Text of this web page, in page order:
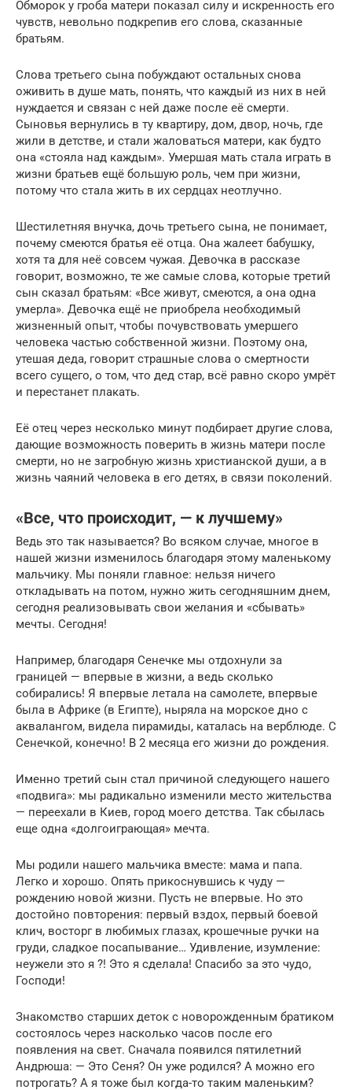
Обморок у гроба матери показал силу и искренность его
чувств, невольно подкрепив его слова, сказанные
братьям.
Слова третьего сына побуждают остальных снова
оживить в душе мать, понять, что каждый из них в ней
нуждается и связан с ней даже после её смерти.
Сыновья вернулись в ту квартиру, дом, двор, ночь, где
жили в детстве, и стали жаловаться матери, как будто
она «стояла над каждым». Умершая мать стала играть в
жизни братьев ещё большую роль, чем при жизни,
потому что стала жить в их сердцах неотлучно.
Шестилетняя внучка, дочь третьего сына, не понимает,
почему смеются братья её отца. Она жалеет бабушку,
хотя та для неё совсем чужая. Девочка в рассказе
говорит, возможно, те же самые слова, которые третий
сын сказал братьям: «Все живут, смеются, а она одна
умерла». Девочка ещё не приобрела необходимый
жизненный опыт, чтобы почувствовать умершего
человека частью собственной жизни. Поэтому она,
утешая деда, говорит страшные слова о смертности
всего сущего, о том, что дед стар, всё равно скоро умрёт
и перестанет плакать.
Её отец через несколько минут подбирает другие слова,
дающие возможность поверить в жизнь матери после
смерти, но не загробную жизнь христианской души, а в
жизнь чаяний человека в его детях, в связи поколений.
«Все, что происходит, — к лучшему»
Ведь это так называется? Во всяком случае, многое в
нашей жизни изменилось благодаря этому маленькому
мальчику. Мы поняли главное: нельзя ничего
откладывать на потом, нужно жить сегодняшним днем,
сегодня реализовывать свои желания и «сбывать»
мечты. Сегодня!
Например, благодаря Сенечке мы отдохнули за
границей — впервые в жизни, а ведь сколько
собирались! Я впервые летала на самолете, впервые
была в Африке (в Египте), ныряла на морское дно с
аквалангом, видела пирамиды, каталась на верблюде. С
Сенечкой, конечно! В 2 месяца его жизни до рождения.
Именно третий сын стал причиной следующего нашего
«подвига»: мы радикально изменили место жительства
— переехали в Киев, город моего детства. Так сбылась
еще одна «долгоиграющая» мечта.
Мы родили нашего мальчика вместе: мама и папа.
Легко и хорошо. Опять прикоснувшись к чуду —
рождению новой жизни. Пусть не впервые. Но это
достойно повторения: первый вздох, первый боевой
клич, восторг в любимых глазах, крошечные ручки на
груди, сладкое посапывание… Удивление, изумление:
неужели это я ?! Это я сделала! Спасибо за это чудо,
Господи!
Знакомство старших деток с новорожденным братиком
состоялось через насколько часов после его
появления на свет. Сначала появился пятилетний
Андрюша: — Это Сеня? Он уже родился? А можно его
потрогать? А я тоже был когда-то таким маленьким?